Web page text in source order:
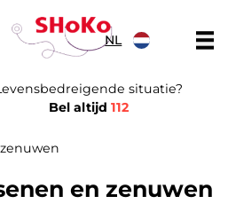
NL
situatie?
Bel altijd112
en zenuwen